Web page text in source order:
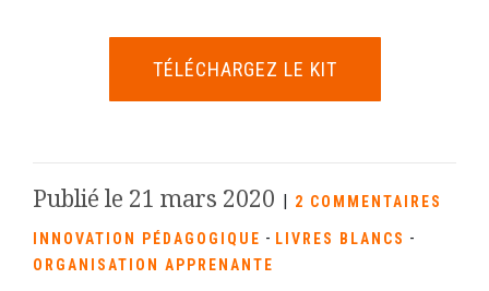
TÉLÉCHARGEZ LE KIT
Publié le 21 mars 2020 | 2 COMMENTAIRES
INNOVATION PÉDAGOGIQUE - LIVRES BLANCS -
ORGANISATION APPRENANTE